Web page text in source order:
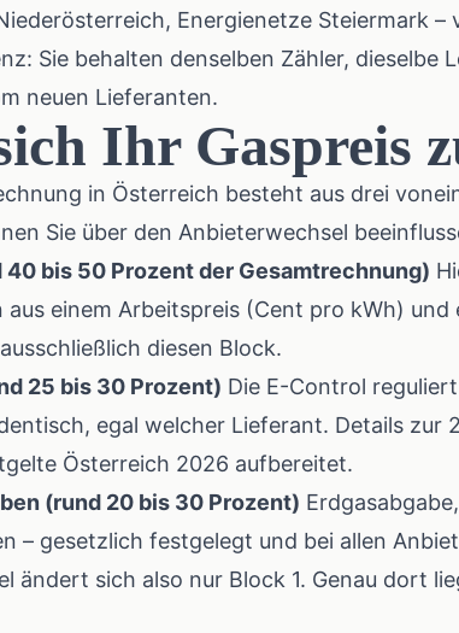
Energienetze Steiermark –
Sie behalten denselben Zähler, dieselbe
neuen Lieferanten.
Ihr Gaspreis
in Österreich besteht aus drei
Sie über den Anbieterwechsel
40 bis 50 Prozent der Gesamtrechnung)
aus einem Arbeitspreis (Cent pro kWh)
diesen Block.
25 bis 30 Prozent) Die E-Control
egal welcher Lieferant. Details zur
Österreich 2026 aufbereitet.
(rund 20 bis 30 Prozent)
– gesetzlich festgelegt und bei allen
ändert sich also nur Block 1. Genau dort